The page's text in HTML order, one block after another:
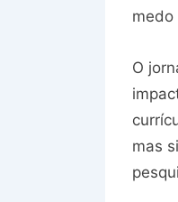
medo
O
mas